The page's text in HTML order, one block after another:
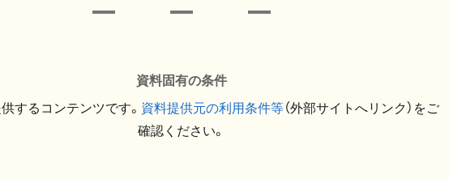
資料固有の条件
するコンテンツです。 資料提供元の利用条件等（外部サイトへリンク）をご
確認ください。